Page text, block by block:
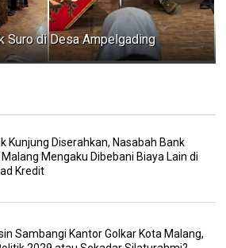
Suro di Desa Ampelgading
Kunjung Diserahkan, Nasabah Bank
Mengaku Dibebani Biaya Lain di
Kredit
Sambangi Kantor Golkar Kota Malang,